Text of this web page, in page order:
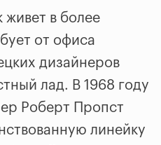
в более
от офиса
дизайнеров
лад. В 1968 году
Роберт Пропст
линейку